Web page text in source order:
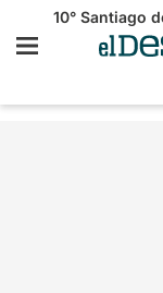
10° Santiago